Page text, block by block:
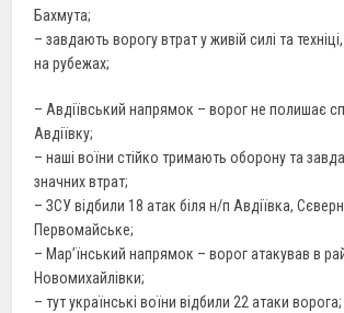
Бахмута;
– завдають ворогу втрат у живій силі та
на рубежах;
– Авдіївський напрямок – ворог не полишає
Авдіївку;
– наші воїни стійко тримають оборону та
значних втрат;
– ЗСУ відбили 18 атак біля н/п Авдіївка,
Первомайське;
– Мар’їнський напрямок – ворог атакував в
Новомихайлівки;
– тут українські воїни відбили 22 атаки ворога;